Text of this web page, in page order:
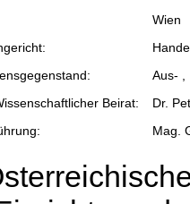
Wien
Aus- ,
Beirat:
Dr.
Mag.